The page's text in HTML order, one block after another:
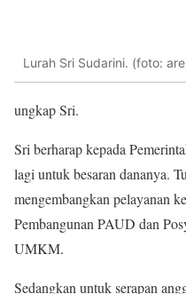
Lurah Sri Sudarini. (foto:
ungkap Sri.
Sri berharap kepada
lagi untuk besaran dananya.
mengembangkan pelayanan
Pembangunan PAUD dan
UMKM.
Sedangkan untuk serapan